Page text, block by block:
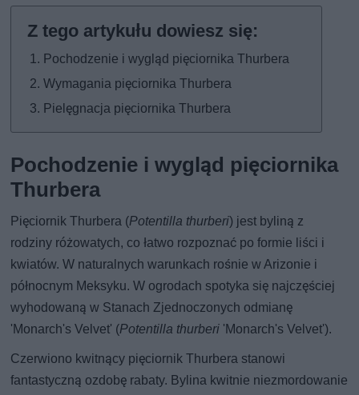
Pochodzenie i wygląd pięciornika Thurbera
Wymagania pięciornika Thurbera
Pielęgnacja pięciornika Thurbera
Pochodzenie i wygląd pięciornika
Thurbera
Pięciornik Thurbera (Potentilla thurberi) jest byliną z
rodziny różowatych, co łatwo rozpoznać po formie liści i
kwiatów. W naturalnych warunkach rośnie w Arizonie i
północnym Meksyku. W ogrodach spotyka się najczęściej
wyhodowaną w Stanach Zjednoczonych odmianę
'Monarch's Velvet' (Potentilla thurberi 'Monarch's Velvet').
Czerwiono kwitnący pięciornik Thurbera stanowi
fantastyczną ozdobę rabaty. Bylina kwitnie niezmordowanie